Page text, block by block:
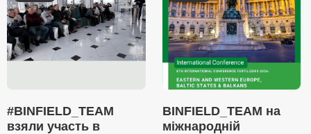
#BINFIELD_TEAM
взяли участь в
BINFIELD_TEAM на
міжнародній